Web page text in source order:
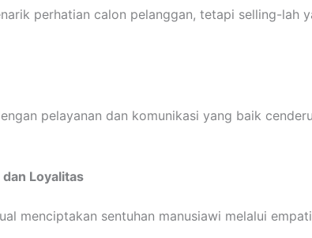
perhatian calon pelanggan, tetapi selling-lah
pelayanan dan komunikasi yang baik
Loyalitas
menciptakan sentuhan manusiawi melalui